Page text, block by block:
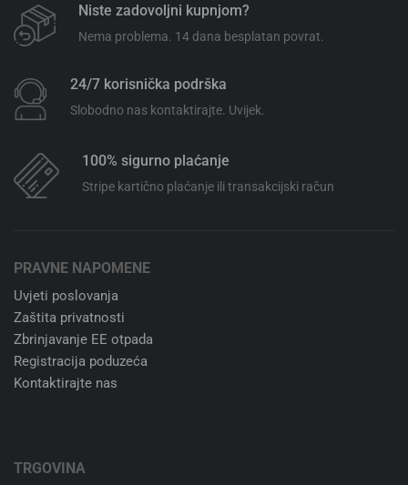
Niste zadovoljni kupnjom?
Nema problema. 14 dana besplatan povrat.
24/7 korisnička podrška
Slobodno nas kontaktirajte. Uvijek.
100% sigurno plaćanje
Stripe kartično plaćanje ili transakcijski račun
PRAVNE NAPOMENE
Uvjeti poslovanja
Zaštita privatnosti
Zbrinjavanje EE otpada
Registracija poduzeća
Kontaktirajte nas
TRGOVINA